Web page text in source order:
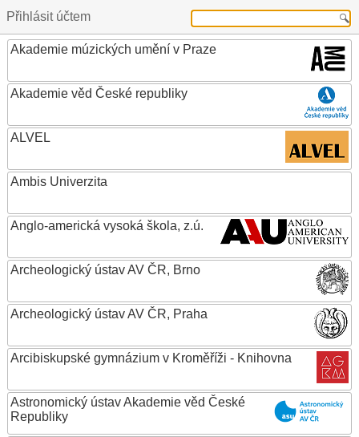
Přihlásit účtem
Akademie múzických umění v Praze
Akademie věd České republiky
ALVEL
Ambis Univerzita
Anglo-americká vysoká škola, z.ú.
Archeologický ústav AV ČR, Brno
Archeologický ústav AV ČR, Praha
Arcibiskupské gymnázium v Kroměříži - Knihovna
Astronomický ústav Akademie věd České
Republiky